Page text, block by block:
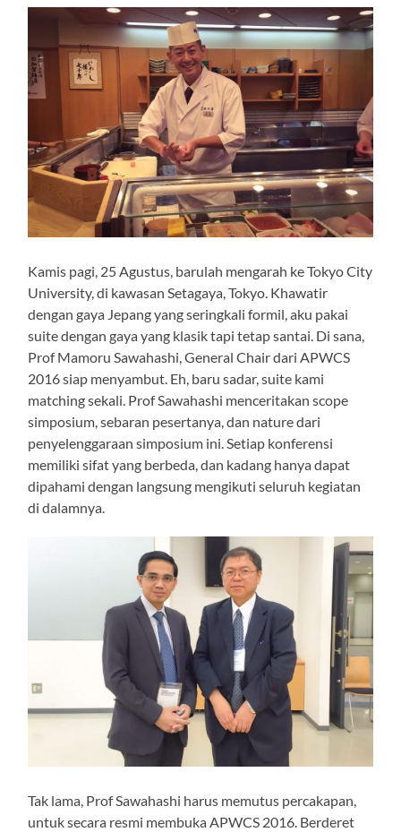
Kamis pagi, 25 Agustus, barulah mengarah ke Tokyo City
University, di kawasan Setagaya, Tokyo. Khawatir
dengan gaya Jepang yang seringkali formil, aku pakai
suite dengan gaya yang klasik tapi tetap santai. Di sana,
Prof Mamoru Sawahashi, General Chair dari APWCS
2016 siap menyambut. Eh, baru sadar, suite kami
matching sekali. Prof Sawahashi menceritakan scope
simposium, sebaran pesertanya, dan nature dari
penyelenggaraan simposium ini. Setiap konferensi
memiliki sifat yang berbeda, dan kadang hanya dapat
dipahami dengan langsung mengikuti seluruh kegiatan
di dalamnya.
Tak lama, Prof Sawahashi harus memutus percakapan,
untuk secara resmi membuka APWCS 2016. Berderet